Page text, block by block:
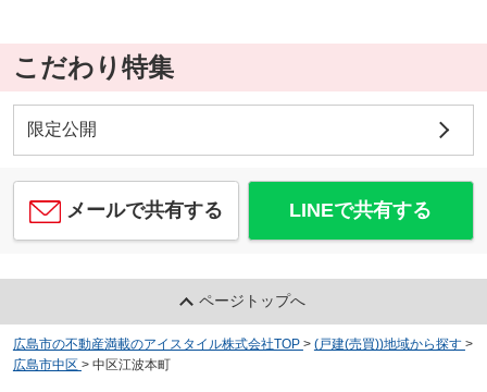
こだわり特集
限定公開
メールで共有する LINEで共有する
ページトップへ
広島市の不動産満載のアイスタイル株式会社TOP > (戸建(売買))地域から探す >
広島市中区 > 中区江波本町